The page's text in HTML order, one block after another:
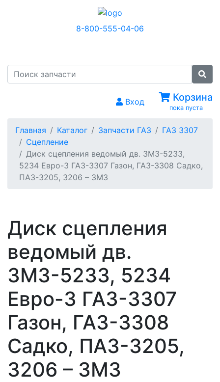
8-800-555-04-06
Вход Корзина
пока пуста
Главная Каталог Запчасти ГАЗ
ГАЗ 3307
Сцепление
Диск сцепления ведомый дв. ЗМЗ-5233,
5234 Евро-3 ГАЗ-3307 Газон, ГАЗ-3308 Садко,
ПАЗ-3205, 3206 – ЗМЗ
Диск сцепления
ведомый дв.
ЗМЗ-5233, 5234
Евро-3 ГАЗ-3307
Газон, ГАЗ-3308
Садко, ПАЗ-3205,
3206 – ЗМЗ